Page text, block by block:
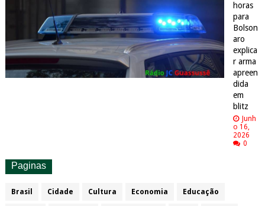
horas
para
Bolson
aro
explica
r arma
apreen
dida
em
blitz
Junh
o 16,
2026
0
Paginas
Brasil Cidade Cultura Economia Educação